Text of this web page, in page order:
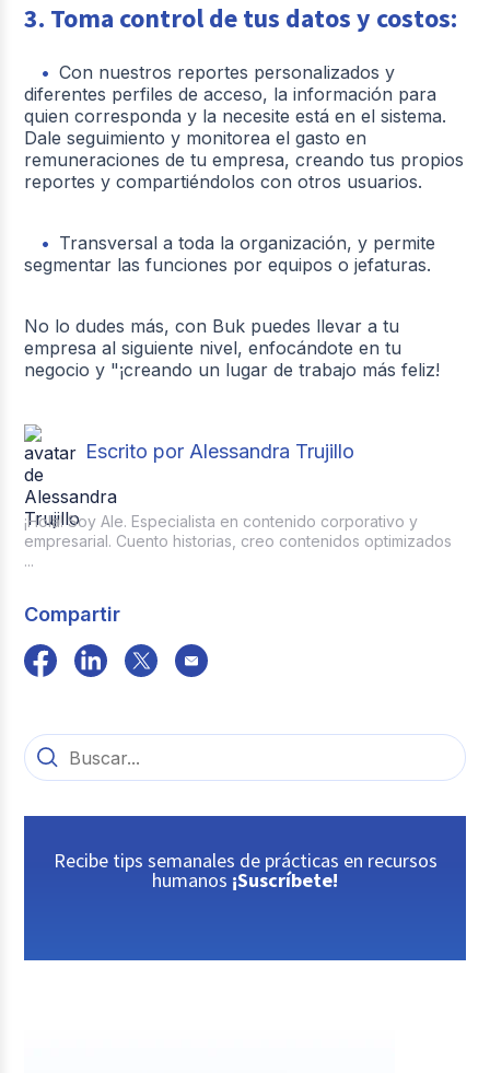
3. Toma control de tus datos y costos:
Con nuestros reportes personalizados y
diferentes perfiles de acceso, la información para
quien corresponda y la necesite está en el sistema.
Dale seguimiento y monitorea el gasto en
remuneraciones de tu empresa, creando tus propios
reportes y compartiéndolos con otros usuarios.
Transversal a toda la organización, y permite
segmentar las funciones por equipos o jefaturas.
No lo dudes más, con Buk puedes llevar a tu
empresa al siguiente nivel, enfocándote en tu
negocio y "¡creando un lugar de trabajo más feliz!
Escrito por Alessandra Trujillo
¡Hola! Soy Ale. Especialista en contenido corporativo y
empresarial. Cuento historias, creo contenidos optimizados
...
Compartir
Recibe tips semanales de prácticas en recursos
humanos ¡Suscríbete!